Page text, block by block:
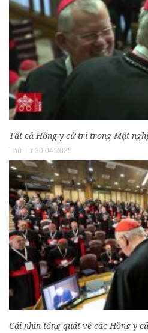
Tất cả Hồng y cử tri trong Mật
Thứ Tư 30.04.2025
Cái nhìn tổng quát về các Hồng y